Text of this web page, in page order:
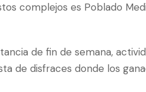
complejos es Poblado
de fin de semana,
de disfraces donde los